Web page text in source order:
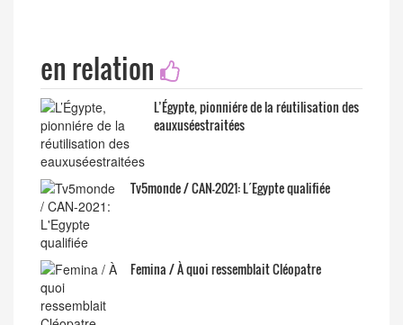
en relation
L’Égypte, pionniére de la réutilisation des
eauxuséestraitées
Tv5monde / CAN-2021: L´Egypte qualifiée
Femina / À quoi ressemblait Cléopatre